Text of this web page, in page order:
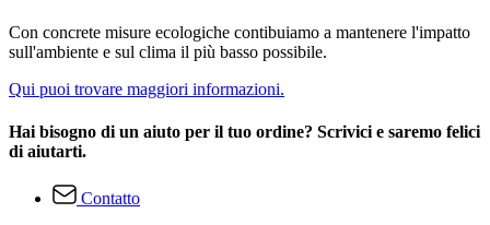
Con concrete misure ecologiche contibuiamo a mantenere l'impatto
sull'ambiente e sul clima il più basso possibile.
Qui puoi trovare maggiori informazioni.
Hai bisogno di un aiuto per il tuo ordine? Scrivici e saremo felici
di aiutarti.
Contatto